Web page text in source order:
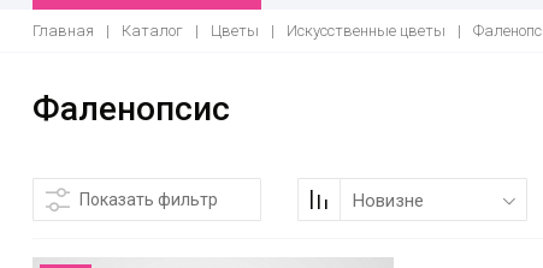
Главная | Каталог | Цветы | Искусственные цветы |
Фаленопсис
Показать фильтр Новизне